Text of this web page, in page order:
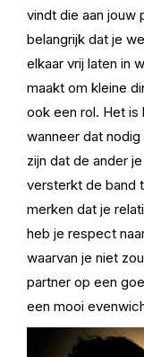
vindt die aan jouw
belangrijk dat je
elkaar vrij laten in
maakt om kleine
ook een rol. Het is
wanneer dat
zijn dat de ander
versterkt de band
merken dat je
heb je respect
waarvan je niet
partner op een
een mooi